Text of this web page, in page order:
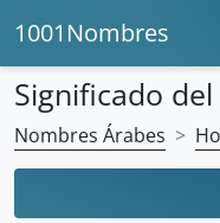
1001Nombres
Significado
Nombres Árabes